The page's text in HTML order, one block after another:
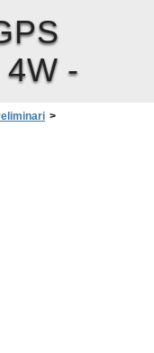
-
>